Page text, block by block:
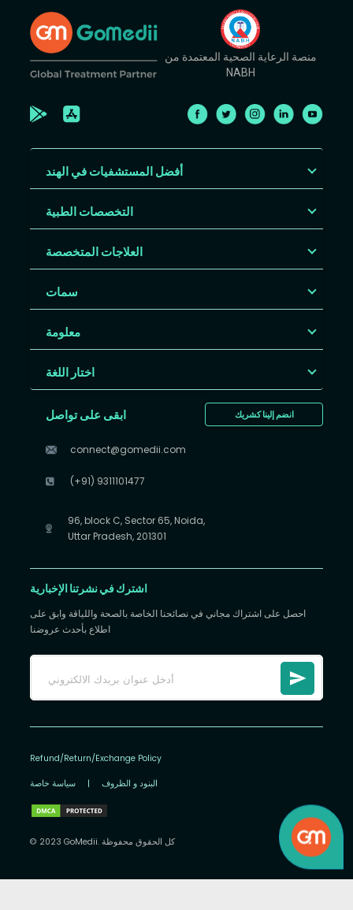
منصة الرعاية الصحية المعتمدة من
NABH
أفضل المستشفيات في الهند
التخصصات الطبية
العلاجات المتخصصة
سمات
معلومة
اختار اللغة
انضم إلينا كشريك ابقى على تواصل
connect@gomedii.com
(+91) 9311101477
96, block C, Sector 65, Noida,
Uttar Pradesh, 201301
اشترك في نشرتنا الإخبارية
احصل على اشتراك مجاني في نصائحنا الخاصة بالصحة واللياقة وابق على
اطلاع بأحدث عروضنا
Refund/Return/Exchange Policy
سياسة خاصة | البنود و الظروف
© 2023 GoMedii. كل الحقوق محفوظة